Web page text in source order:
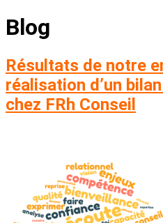
Blog
Résultats de notre
réalisation d’un
chez FRh Conseil